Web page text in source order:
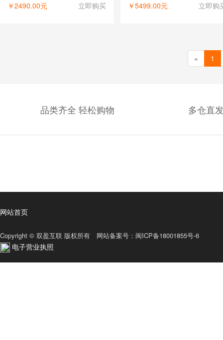
￥2490.00元 立即购买 ￥5499.00元 立即购
« 1
品类齐全 轻松购物 多仓直
网站首页
Copyright © 双盈互联 版权所有 网站备案号： 闽ICP备18001855号-6
电子营业执照